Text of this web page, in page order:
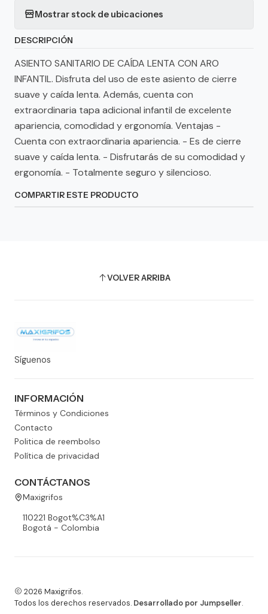
Mostrar stock de ubicaciones
DESCRIPCIÓN
ASIENTO SANITARIO DE CAÍDA LENTA CON ARO
INFANTIL. Disfruta del uso de este asiento de cierre
suave y caída lenta. Además, cuenta con
extraordinaria tapa adicional infantil de excelente
apariencia, comodidad y ergonomía. Ventajas -
Cuenta con extraordinaria apariencia. - Es de cierre
suave y caída lenta. - Disfrutarás de su comodidad y
ergonomía. - Totalmente seguro y silencioso.
COMPARTIR ESTE PRODUCTO
VOLVER ARRIBA
Síguenos
INFORMACIÓN
Términos y Condiciones
Contacto
Politica de reembolso
Política de privacidad
CONTÁCTANOS
Maxigrifos
110221 Bogot%C3%A1
Bogotá - Colombia
2026 Maxigrifos.
Todos los derechos reservados. Desarrollado por Jumpseller.